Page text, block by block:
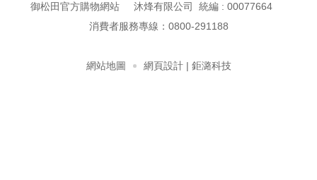
御松田官方購物網站 沐烽有限公司 統編 : 00077664
消費者服務專線： 0800-291188
網站地圖 網頁設計| 鉅潞科技